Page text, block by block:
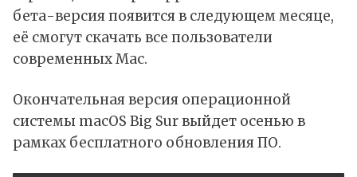
бета-версия появится в следующем месяце,
её смогут скачать все пользователи
современных Mac.
Окончательная версия операционной
системы macOS Big Sur выйдет осенью в
рамках бесплатного обновления ПО.